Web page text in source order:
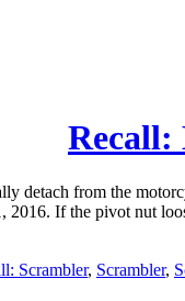
Recall:
detach from the
If the pivot nut
Scrambler, Scrambler,